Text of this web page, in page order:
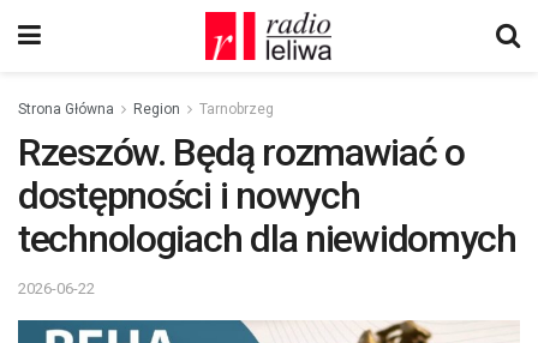
Strona Główna Region Tarnobrzeg
Rzeszów. Będą rozmawiać o
dostępności i nowych
technologiach dla niewidomych
2026-06-22